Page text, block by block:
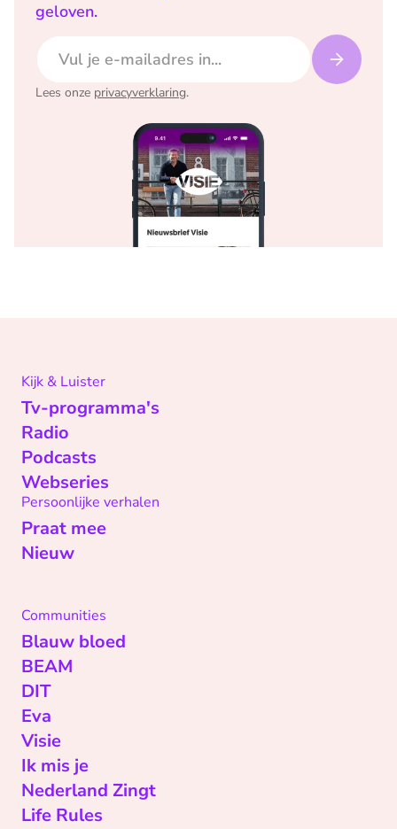
geloven.
Lees onze privacyverklaring.
Kijk & Luister
Tv-programma's
Radio
Podcasts
Webseries
Persoonlijke verhalen
Praat mee
Nieuw
Communities
Blauw bloed
BEAM
DIT
Eva
Visie
Ik mis je
Nederland Zingt
Life Rules